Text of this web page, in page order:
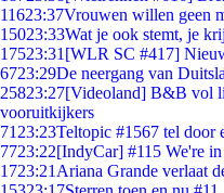
11623:37Vrouwen willen geen
15023:33Wat je ook stemt, je
17523:31 [WLR SC #417]
6723:29De neergang van
25823:27[Videoland] B&B vol
vooruitkijkers
71 23:23Teltopic #1567 tel door
7723:22[IndyCar] #115 We're
1723:21 Ariana Grande verlaat